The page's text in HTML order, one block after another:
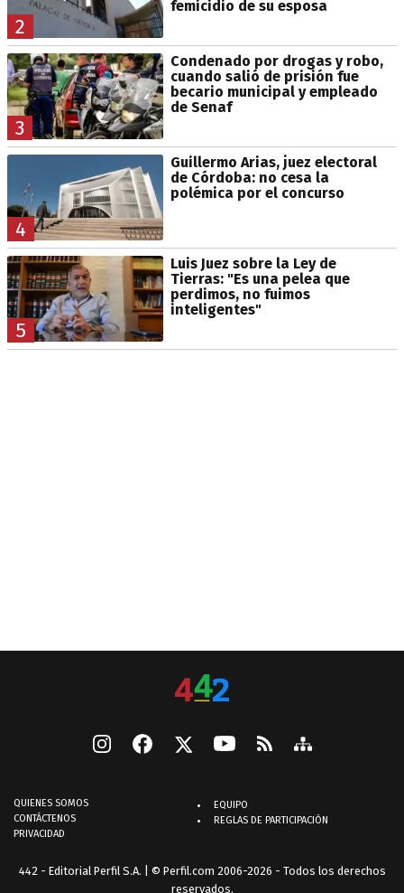
2
femicidio de su esposa
3
Condenado por drogas y robo,
cuando salió de prisión fue
becario municipal y empleado
de Senaf
4
Guillermo Arias, juez electoral
de Córdoba: no cesa la
polémica por el concurso
5
Luis Juez sobre la Ley de
Tierras: "Es una pelea que
perdimos, no fuimos
inteligentes"
QUIENES SOMOS
CONTÁCTENOS
PRIVACIDAD
EQUIPO
REGLAS DE PARTICIPACIÓN
442 - Editorial Perfil S.A. | © Perfil.com 2006-2026 - Todos los derechos
reservados.